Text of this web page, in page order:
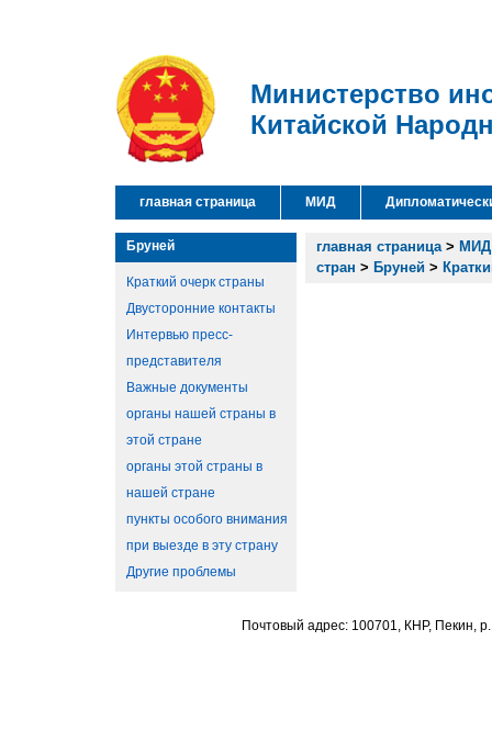
Министерство
Китайской
главная страница МИД
Бруней
Краткий очерк страны
Двусторонние контакты
Интервью пресс-
представителя
Важные документы
органы нашей страны в
этой стране
органы этой страны в
нашей стране
пункты особого внимания
при выезде в эту страну
Другие проблемы
главная страница> МИД
стран > Бруней >
Почтовый адрес: 100701, КНР, Пекин,